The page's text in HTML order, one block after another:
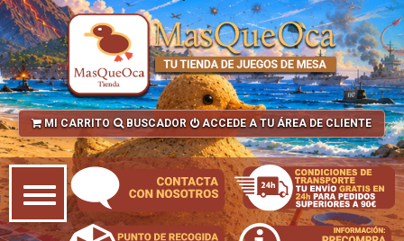
MI CARRITO BUSCADOR ACCEDE A TU ÁREA DE CLIENTE